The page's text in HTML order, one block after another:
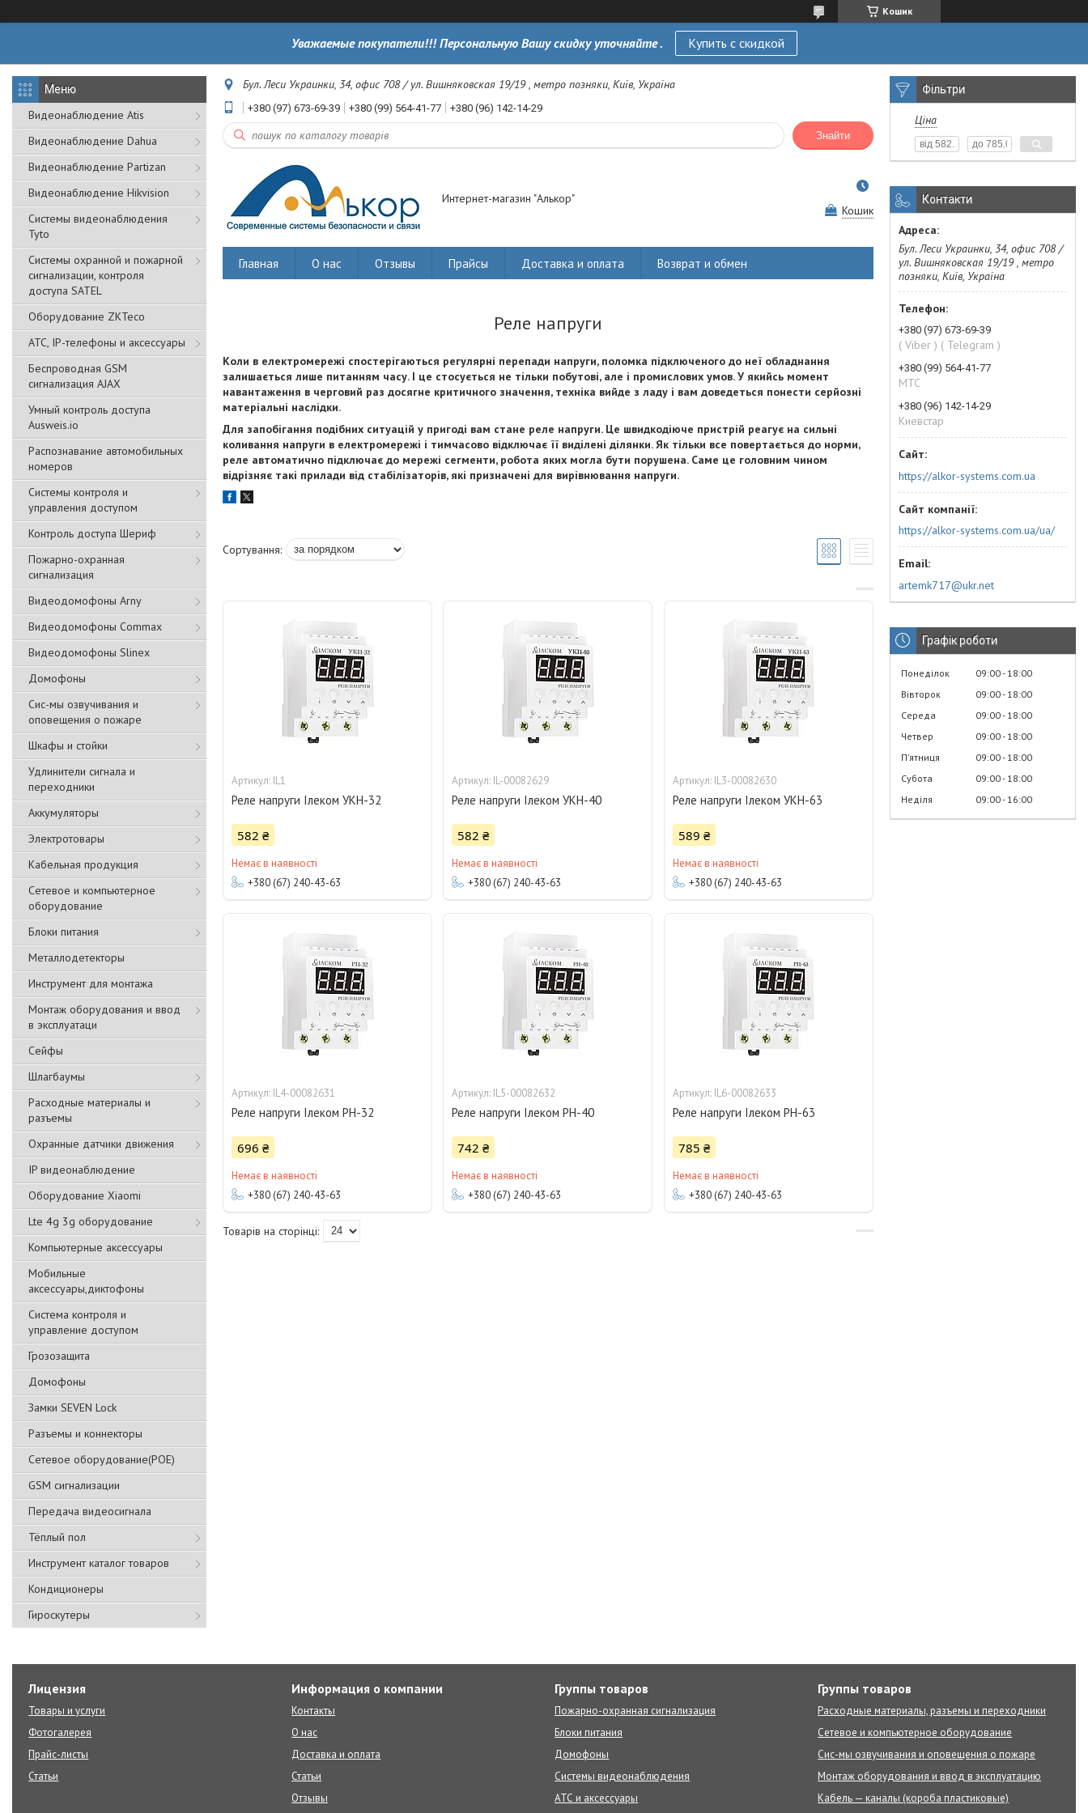
Кошик
Уважаемые покупатели!!! Персональную Вашу скидку уточняйте . Купить с скидкой
Видеонаблюдение Atis
Видеонаблюдение Dahua
Видеонаблюдение Partizan
Видеонаблюдение Hikvision
Системы видеонаблюдения
Tyto
Cистемы охранной и пожарной
сигнализации, контроля
доступа SATEL
Оборудование ZKTeco
АТС, IP-телефоны и аксессуары
Беспроводная GSM
сигнализация АJAX
Умный контроль доступа
Ausweis.io
Распознавание автомобильных
номеров
Системы контроля и
управления доступом
Контроль доступа Шериф
Пожарно-охранная
сигнализация
Видеодомофоны Arny
Видеодомофоны Commax
Видеодомофоны Slinex
Домофоны
Сис-мы озвучивания и
оповещения о пожаре
Шкафы и стойки
Удлинители сигнала и
переходники
Аккумуляторы
Электротовары
Кабельная продукция
Сетевое и компьютерное
оборудование
Блоки питания
Металлодетекторы
Инструмент для монтажа
Монтаж оборудования и ввод
в эксплуатаци
Сейфы
Шлагбаумы
Расходные материалы и
разъемы
Охранные датчики движения
IP видеонаблюдение
Оборудование Xiaomi
Lte 4g 3g оборудование
Компьютерные аксессуары
Мобильные
аксессуары,диктофоны
Система контроля и
управление доступом
Грозозащита
Домофоны
Замки SEVEN Lock
Разъемы и коннекторы
Сетевое оборудование(POE)
GSM сигнализации
Передача видеосигнала
Тёплый пол
Инструмент каталог товаров
Кондиционеры
Гироскутеры
Бул. Леси Украинки, 34, офис 708 / ул. Вишняковская 19/19 , метро позняки, Київ, Україна
+380 (97) 673-69-39 +380 (99) 564-41-77 +380 (96) 142-14-29
Знайти
Интернет-магазин "Алькор"
Кошик
Главная О нас Отзывы Прайсы Доставка и оплата Возврат и обмен
Реле напруги
Коли в електромережі спостерігаються регулярні перепади напруги, поломка підключеного до неї обладнання
залишається лише питанням часу. І це стосується не тільки побутові, але і промислових умов. У якийсь момент
навантаження в черговий раз досягне критичного значення, техніка вийде з ладу і вам доведеться понести серйозні
матеріальні наслідки.
Для запобігання подібних ситуацій у пригоді вам стане реле напруги. Це швидкодіюче пристрій реагує на сильні
коливання напруги в електромережі і тимчасово відключає її виділені ділянки. Як тільки все повертається до норми,
реле автоматично підключає до мережі сегменти, робота яких могла бути порушена. Саме це головним чином
відрізняє такі прилади від стабілізаторів, які призначені для вирівнювання напруги.
IL1
Реле напруги Ілеком УКН-32
582 ₴
Немає в наявності
+380 (67) 240-43-63
IL-00082629
Реле напруги Ілеком УКН-40
582 ₴
Немає в наявності
+380 (67) 240-43-63
IL3-00082630
Реле напруги Ілеком УКН-63
589 ₴
Немає в наявності
+380 (67) 240-43-63
IL4-00082631
Реле напруги Ілеком РН-32
696 ₴
Немає в наявності
+380 (67) 240-43-63
IL5-00082632
Реле напруги Ілеком РН-40
742 ₴
Немає в наявності
+380 (67) 240-43-63
IL6-00082633
Реле напруги Ілеком РН-63
785 ₴
Немає в наявності
+380 (67) 240-43-63
Фільтри
Ціна
Контакти
Бул. Леси Украинки, 34, офис 708 /
ул. Вишняковская 19/19 , метро
позняки, Київ, Україна
+380 (97) 673-69-39
( Viber ) ( Telegram )
+380 (99) 564-41-77
МТС
+380 (96) 142-14-29
Киевстар
https://alkor-systems.com.ua
https://alkor-systems.com.ua/ua/
artemk717@ukr.net
Графік роботи
Понеділок 09:00 18:00
Вівторок
09:00 18:00
Середа
09:00 18:00
Четвер
09:00 18:00
Пʼятниця
09:00 18:00
Субота
09:00 18:00
Неділя
09:00 16:00
Лицензия
Товары и услуги
Фотогалерея
Прайс-листы
Статьи
Информация о компании
Контакты
О нас
Доставка и оплата
Статьи
Отзывы
Группы товаров
Пожарно-охранная сигнализация
Блоки питания
Домофоны
Системы видеонаблюдения
АТС и аксессуары
Группы товаров
Расходные материалы, разъемы и переходники
Сетевое и компьютерное оборудование
Сис-мы озвучивания и оповещения о пожаре
Монтаж оборудования и ввод в эксплуатацию
Кабель — каналы (короба пластиковые)